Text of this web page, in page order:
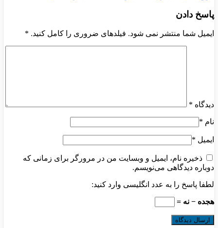
پاسخ دادن
ایمیل شما منتشر نمی شود. فیلدهای ضروری را کامل کنید. *
دیدگاه *
نام *
ایمیل *
ذخیره نام، ایمیل و وبسایت من در مرورگر برای زمانی که
دوباره دیدگاهی می‌نویسم.
لطفا پاسخ را به عدد انگلیسی وارد کنید:
هجده − نه =